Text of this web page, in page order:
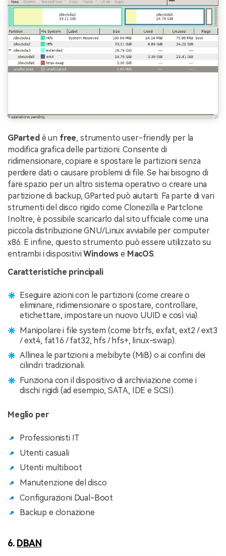
GParted è un free, strumento user-friendly per la
modifica grafica delle partizioni. Consente di
ridimensionare, copiare e spostare le partizioni senza
perdere dati o causare problemi di file. Se hai bisogno di
fare spazio per un altro sistema operativo o creare una
partizione di backup, GParted può aiutarti. Fa parte di vari
strumenti del disco rigido come Clonezilla e Partclone.
Inoltre, è possibile scaricarlo dal sito ufficiale come una
piccola distribuzione GNU/Linux avviabile per computer
x86. E infine, questo strumento può essere utilizzato su
entrambi i dispositiviWindows e MacOS.
Caratteristiche principali
Eseguire azioni con le partizioni (come creare o
eliminare, ridimensionare o spostare, controllare,
etichettare, impostare un nuovo UUID e così via).
Manipolare i file system (come btrfs, exfat, ext2 / ext3
/ ext4, fat16 / fat32, hfs / hfs+, linux-swap).
Allinea le partizioni a mebibyte (MiB) o ai confini dei
cilindri tradizionali.
Funziona con il dispositivo di archiviazione come i
dischi rigidi (ad esempio, SATA, IDE e SCSI).
Meglio per
Professionisti IT
Utenti casuali
Utenti multiboot
Manutenzione del disco
Configurazioni Dual-Boot
Backup e clonazione
6. DBAN